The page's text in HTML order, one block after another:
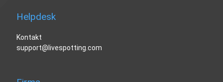
Helpdesk
Kontakt
support@livespotting.com